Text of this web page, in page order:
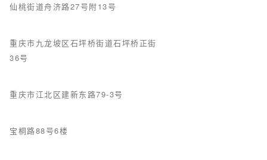
仙桃街道舟济路27号附13号
重庆市九龙坡区石坪桥街道石坪桥正街
36号
重庆市江北区建新东路79-3号
宝桐路88号6楼